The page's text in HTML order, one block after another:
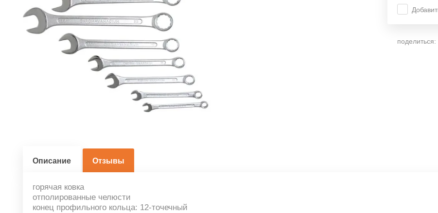
поделиться:
Описание Отзывы
горячая ковка
отполированные челюсти
конец профильного кольца: 12-точечный